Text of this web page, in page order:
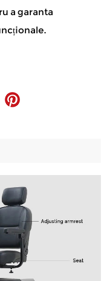
a garanta